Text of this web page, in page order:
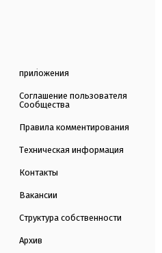
приложения
Соглашение пользователя
Сообщества
Правила комментирования
Техническая информация
Контакты
Вакансии
Структура собственности
Архив